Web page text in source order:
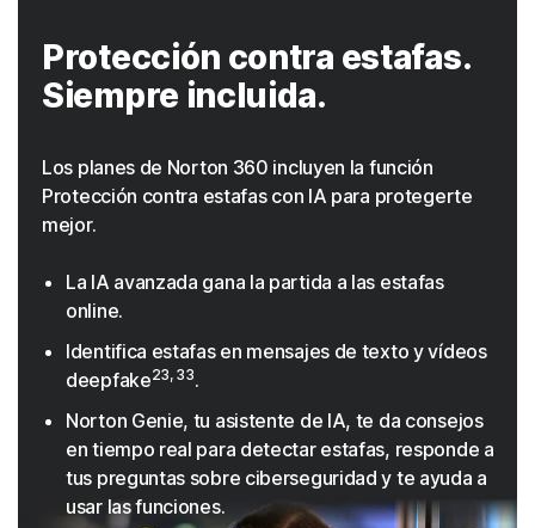
Protección contra estafas.
Siempre incluida.
Los planes de Norton 360 incluyen la función
Protección contra estafas con IA para protegerte
mejor.
La IA avanzada gana la partida a las estafas
online.
Identifica estafas en mensajes de texto y vídeos
deepfake23, 33.
Norton Genie, tu asistente de IA, te da consejos
en tiempo real para detectar estafas, responde a
tus preguntas sobre ciberseguridad y te ayuda a
usar las funciones.